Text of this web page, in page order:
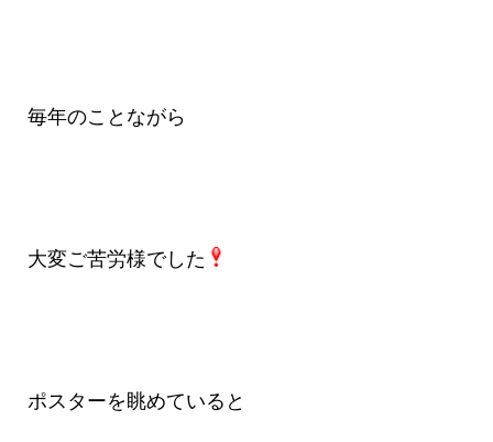
毎年のことながら
大変ご苦労様でした
ポスターを眺めていると